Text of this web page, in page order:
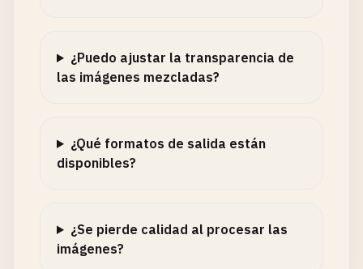
¿Puedo ajustar la transparencia de
las imágenes mezcladas?
¿Qué formatos de salida están
disponibles?
¿Se pierde calidad al procesar las
imágenes?